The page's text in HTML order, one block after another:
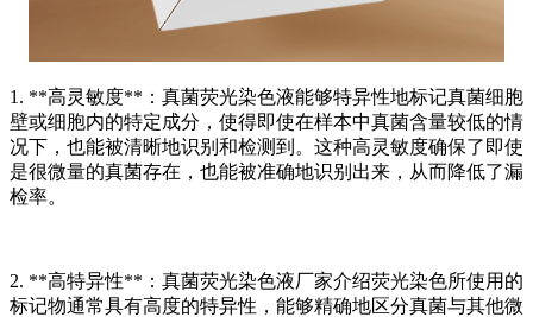
1. **高灵敏度**：真菌荧光染色液能够特异性地标记真菌细胞
壁或细胞内的特定成分，使得即使在样本中真菌含量较低的情
况下，也能被清晰地识别和检测到。这种高灵敏度确保了即使
是很微量的真菌存在，也能被准确地识别出来，从而降低了漏
检率。
2. **高特异性**：真菌荧光染色液厂家介绍荧光染色所使用的
标记物通常具有高度的特异性，能够精确地区分真菌与其他微